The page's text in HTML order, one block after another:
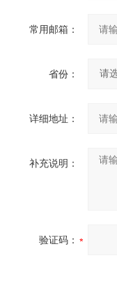
常用邮箱：
省份：
详细地址：
补充说明：
验证码：